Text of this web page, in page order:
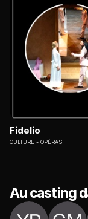
Fidelio
CULTURE OPÉRAS
Au casting